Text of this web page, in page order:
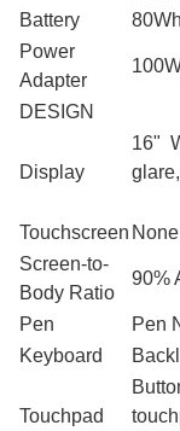
Battery
80Wh
Power
Adapter
DESIGN
Display
16"
Touchscreen None
Screen-to-
Body Ratio
90%
Pen
Pen
Keyboard
Touchpad